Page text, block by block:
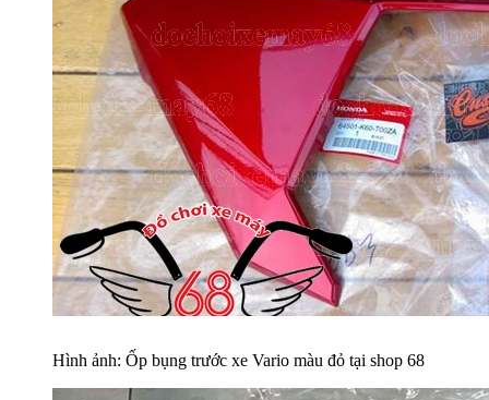
Hình ảnh: Ốp bụng trước xe Vario màu đỏ tại shop 68